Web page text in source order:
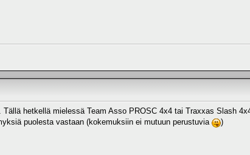
hetkellä mielessä Team Asso PROSC 4x4 tai Traxxas Slash
puolesta vastaan (kokemuksiin ei mutuun perustuvia
)